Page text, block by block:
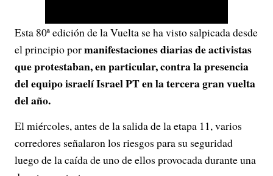
a
y
i
d
Esta 80ª edición de la Vuelta se ha visto salpicada desde
el principio pormanifestaciones diarias de activistas
que protestaban, en particular, contra la presencia
del equipo israelí Israel PT en la tercera gran vuelta
del año.
El miércoles, antes de la salida de la etapa 11, varios
corredores señalaron los riesgos para su seguridad
luego de la caída de uno de ellos provocada durante una